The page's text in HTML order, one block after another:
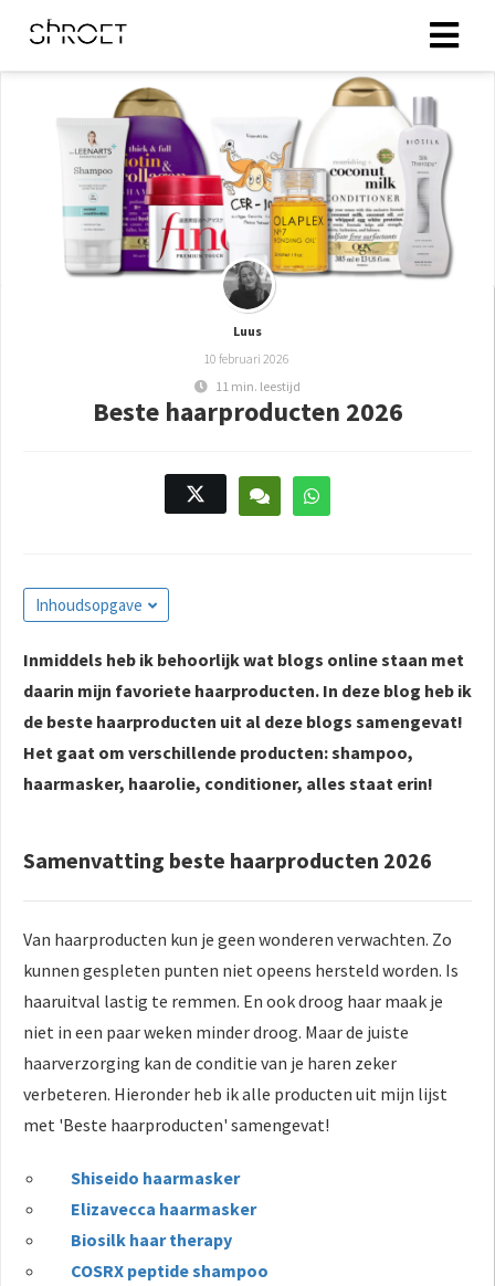
Luus
10 februari 2026
11 min. leestijd
Beste haarproducten 2026
Inhoudsopgave
Inmiddels heb ik behoorlijk wat blogs online staan met
daarin mijn favoriete haarproducten. In deze blog heb ik
de beste haarproducten uit al deze blogs samengevat!
Het gaat om verschillende producten: shampoo,
haarmasker, haarolie, conditioner, alles staat erin!
Samenvatting beste haarproducten 2026
Van haarproducten kun je geen wonderen verwachten. Zo
kunnen gespleten punten niet opeens hersteld worden. Is
haaruitval lastig te remmen. En ook droog haar maak je
niet in een paar weken minder droog. Maar de juiste
haarverzorging kan de conditie van je haren zeker
verbeteren. Hieronder heb ik alle producten uit mijn lijst
met 'Beste haarproducten' samengevat!
Shiseido haarmasker
Elizavecca haarmasker
Biosilk haar therapy
COSRX peptide shampoo